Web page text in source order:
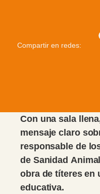
Compartir en redes:
Con una sala
mensaje claro
responsable de
de Sanidad
obra de títeres en
educativa.